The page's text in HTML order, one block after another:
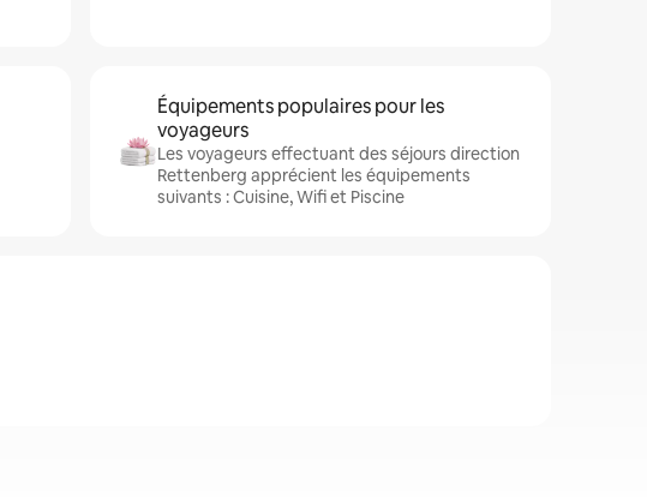
Équipements populaires pour les
voyageurs
Les voyageurs effectuant des séjours direction
Rettenberg apprécient les équipements
suivants : Cuisine, Wifi et Piscine